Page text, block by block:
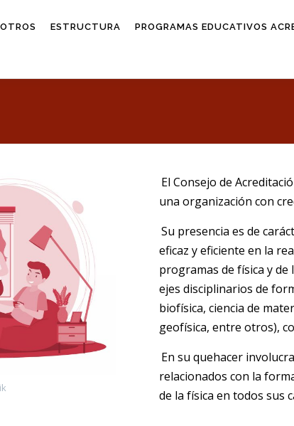
ESTRUCTURA PROGRAMAS EDUCATIVOS
El Consejo de
una organización con
Su presencia es de
eficaz y eficiente en la
programas de física y
ejes disciplinarios de
biofísica, ciencia de
geofísica, entre otros),
En su quehacer
relacionados con la
de la física en todos sus